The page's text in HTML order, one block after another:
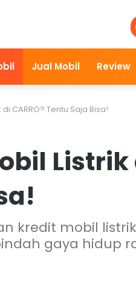
Jual Mobil Review
CARRO? Tentu Saja Bisa!
Listrik
kredit mobil
gaya hidup